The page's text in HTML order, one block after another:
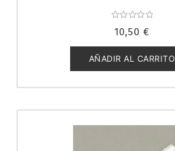
con
de
5
10,50 €
AÑADIR AL CARRITO